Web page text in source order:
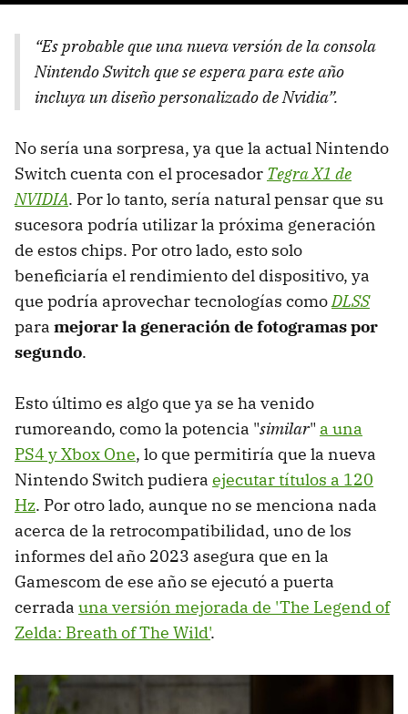
“Es probable que una nueva versión de la consola
Nintendo Switch que se espera para este año
incluya un diseño personalizado de Nvidia”.
No sería una sorpresa, ya que la actual Nintendo
Switch cuenta con el procesador Tegra X1 de
NVIDIA. Por lo tanto, sería natural pensar que su
sucesora podría utilizar la próxima generación
de estos chips. Por otro lado, esto solo
beneficiaría el rendimiento del dispositivo, ya
que podría aprovechar tecnologías comoDLSS
para mejorar la generación de fotogramas por
segundo.
Esto último es algo que ya se ha venido
rumoreando, como la potencia "similar" a una
PS4 y Xbox One, lo que permitiría que la nueva
Nintendo Switch pudiera ejecutar títulos a 120
Hz. Por otro lado, aunque no se menciona nada
acerca de la retrocompatibilidad, uno de los
informes del año 2023 asegura que en la
Gamescom de ese año se ejecutó a puerta
cerrada una versión mejorada de 'The Legend of
Zelda: Breath of The Wild'.